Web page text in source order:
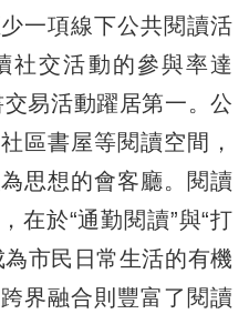
一項線下公共閱讀活
社交活動的參與率達
易活動躍居第一。公
區書屋等閱讀空間，
思想的會客廳。閱讀
在於“通勤閱讀”與“打
市民日常生活的有機
界融合則豐富了閱讀